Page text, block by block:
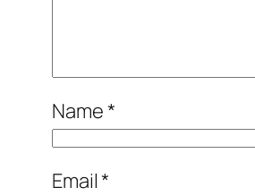
Name*
Email*